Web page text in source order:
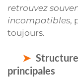
retrouvez
incompatibles,
toujours.
principales